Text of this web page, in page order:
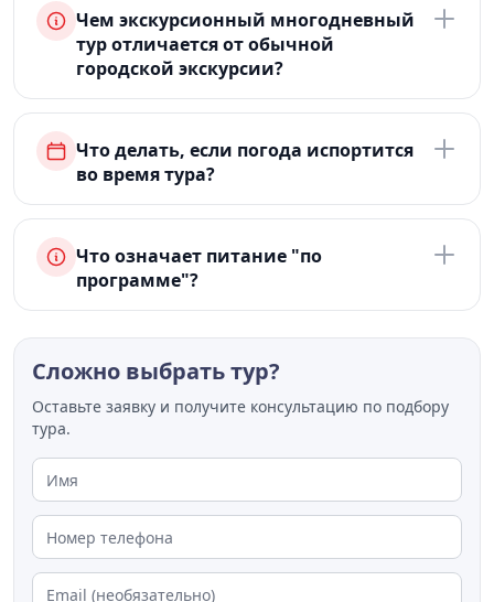
Чем экскурсионный многодневный
тур отличается от обычной
городской экскурсии?
Что делать, если погода испортится
во время тура?
Что означает питание "по
программе"?
Сложно выбрать тур?
Оставьте заявку и получите консультацию по подбору
тура.